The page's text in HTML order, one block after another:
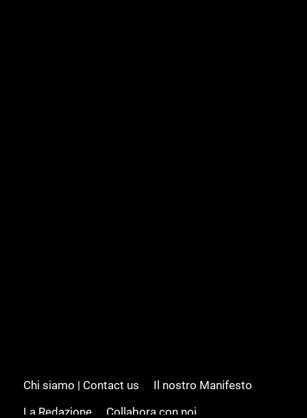
Chi siamo | Contact us
Il nostro Manifesto
La Redazione
Collabora con noi